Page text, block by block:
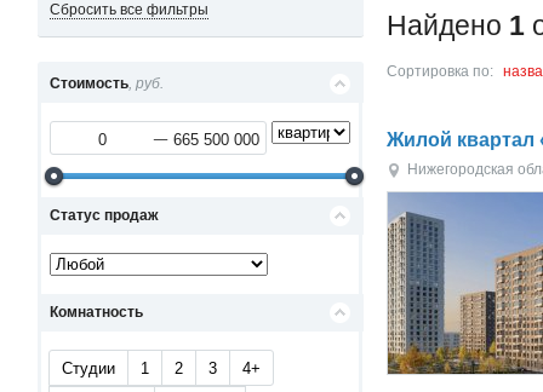
Сбросить все фильтры
Стоимость, руб.
Статус продаж
Комнатность
Студии 1 2 3
4+
Найдено 1
Сортировка по:
Жилой квартал
Нижегородская